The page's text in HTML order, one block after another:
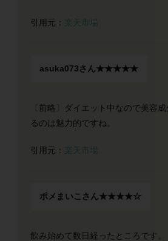
引用元： 楽天市場
asuka073さん★★★★★
〔前略〕ダイエット中なので美容
るのは魅力的ですね。
引用元： 楽天市場
ポメまいこさん★★★★☆
飲み始めて数日経ったところです。